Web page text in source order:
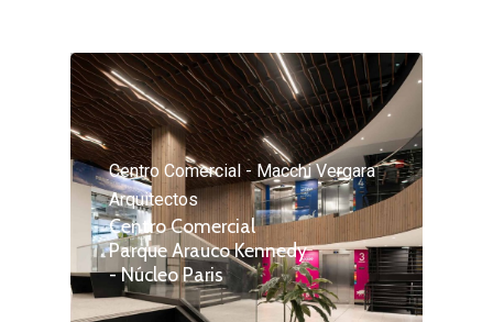
Centro Comercial - Macchi Vergara
Arquitectos
Centro Comercial
Parque Arauco Kennedy
- Núcleo Paris